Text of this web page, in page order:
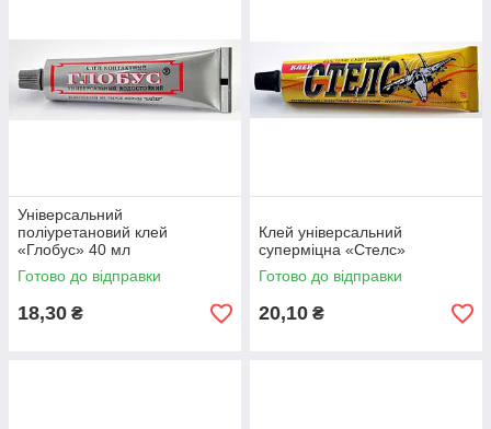
Універсальний
поліуретановий клей
«Глобус» 40 мл
Готово до відправки
18,30 ₴
Клей універсальний
суперміцна «Стелс»
Готово до відправки
20,10 ₴